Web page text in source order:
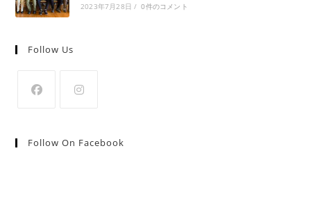
2023年7月28日 / 0件のコメント
Follow Us
Follow On Facebook